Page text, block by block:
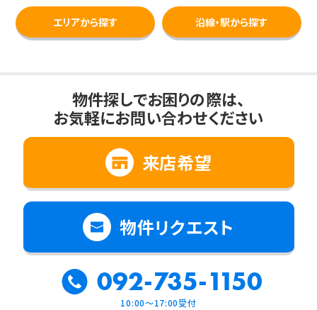
エリアから探す 沿線・駅から探す
物件探しでお困りの際は、
お気軽にお問い合わせください
来店希望
物件リクエスト
092-735-1150
10:00～17:00受付